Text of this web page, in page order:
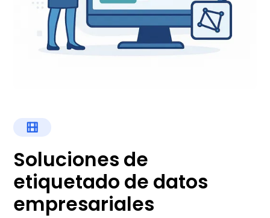
Soluciones de
etiquetado de datos
empresariales